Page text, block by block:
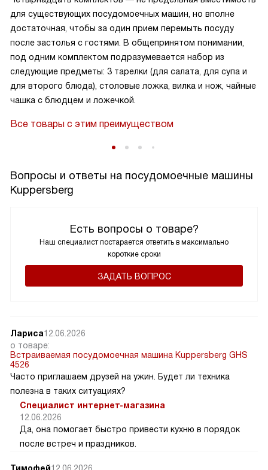
для существующих посудомоечных машин, но вполне
достаточная, чтобы за один прием перемыть посуду
после застолья с гостями. В общепринятом понимании,
под одним комплектом подразумевается набор из
следующие предметы: 3 тарелки (для салата, для супа и
для второго блюда), столовые ложка, вилка и нож, чайные
чашка с блюдцем и ложечкой.
Все товары с этим преимуществом
Вопросы и ответы на посудомоечные машины
Kuppersberg
Есть вопросы о товаре?
Наш специалист постарается ответить в максимально
короткие сроки
ЗАДАТЬ ВОПРОС
Лариса12.06.2026
о товаре:
Встраиваемая посудомоечная машина Kuppersberg GHS
4526
Часто приглашаем друзей на ужин. Будет ли техника
полезна в таких ситуациях?
Специалист интернет-магазина
12.06.2026
Да, она помогает быстро привести кухню в порядок
после встреч и праздников.